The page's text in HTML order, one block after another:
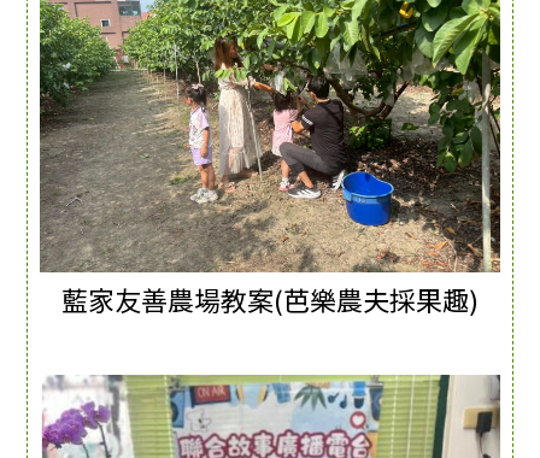
藍家友善農場教案(芭樂農夫採果趣)